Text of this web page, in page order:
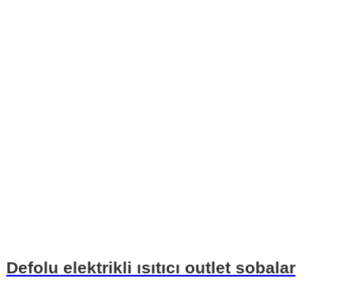
Defolu elektrikli ısıtıcı outlet sobalar